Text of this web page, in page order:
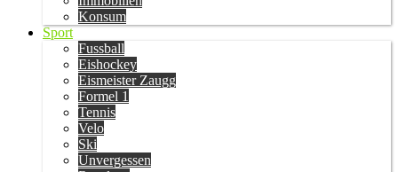
Konsum
Sport
Fussball
Eishockey
Eismeister Zaugg
Formel 1
Tennis
Velo
Ski
Unvergessen